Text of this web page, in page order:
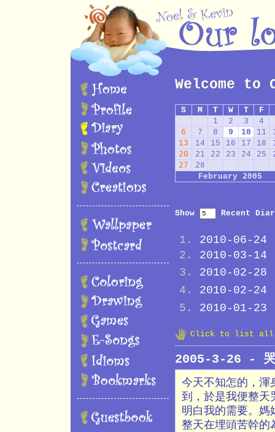
Welcome
S M T W T F
1
2 3 4
6
7 8 9 10 11
13
14 15 16 17 18
20
21 22 23 24 25
27
28
February 2005
Show Recent
2010-06-24
2010-03-14
2010-02-28
2010-02-24
2010-01-23
Click to list
2005-3-26 - 哭
今天不知怎的，渾
到，於是我便整
明白我的需要。媽
整天在埋頭苦幹的